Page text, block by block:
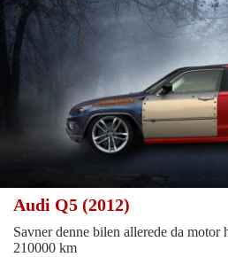
Audi Q5 (2012)
Savner denne bilen allerede da motor
210000 km